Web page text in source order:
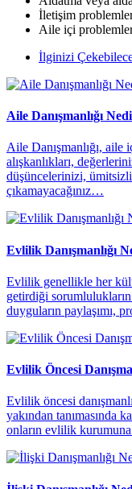
İletişim
Aile içi
İlginizi
Aile Danışmanlığı
Aile Danışmanlığı, aile
alışkanlıkları,
düşüncelerinizi,
çıkamayacağınız…
Evlilik Danışmanlığı
Evlilik genellikle her
getirdiği
duyguların paylaşımı,
Evlilik Öncesi
Evlilik öncesi
yakından tanımasında
onların evlilik